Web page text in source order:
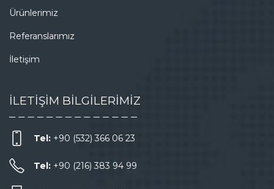
Ürünlerimiz
Referanslarımız
İletişim
İLETİŞİM BİLGİLERİMİZ
Tel: +90 (532) 366 06 23
Tel: +90 (216) 383 94 99